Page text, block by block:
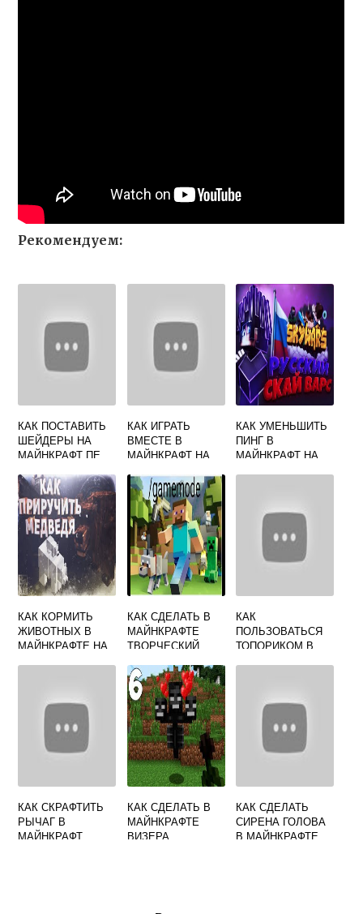
Рекомендуем:
КАК ПОСТАВИТЬ
ШЕЙДЕРЫ НА
МАЙНКРАФТ ПЕ
КАК ИГРАТЬ
ВМЕСТЕ В
МАЙНКРАФТ НА
КАК УМЕНЬШИТЬ
ПИНГ В
МАЙНКРАФТ НА
КАК КОРМИТЬ
ЖИВОТНЫХ В
МАЙНКРАФТЕ НА
КАК СДЕЛАТЬ В
МАЙНКРАФТЕ
ТВОРЧЕСКИЙ
ВЫЖИВАНИЕ
КАК
ПОЛЬЗОВАТЬСЯ
ТОПОРИКОМ В
КАК СКРАФТИТЬ
РЫЧАГ В
МАЙНКРАФТ
КАК СДЕЛАТЬ В
МАЙНКРАФТЕ
ВИЗЕРА
КАК СДЕЛАТЬ
СИРЕНА ГОЛОВА
В МАЙНКРАФТЕ